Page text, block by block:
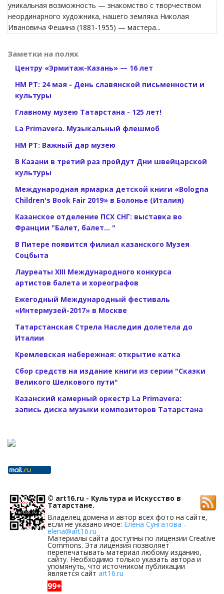
уникальная возможность — знакомство с творчеством
неординарного художника, нашего земляка Николая
Ивановича Фешина (1881-1955) — мастера...
Заметки на полях
Центру «Эрмитаж-Казань» — 16 лет
НМ РТ: 24 мая - День славянской письменности и
культуры
Главному музею Татарстана - 125 лет!
La Primavera. Музыкальный флешмоб
НМ РТ: Важный дар музею
В Казани в третий раз пройдут Дни швейцарской
культуры
Международная ярмарка детской книги «Bologna
Children's Book Fair 2019» в Болонье (Италия)
Казанское отделение ПСХ СНГ: выставка во
Франции "Балет, балет... "
В Питере появится филиал казанского Музея
Соцбыта
Лауреаты XIII Международного конкурса
артистов балета и хореографов
Ежегодный Международный фестиваль
«Интермузей-2017» в Москве
Татарстанская Стрела Наследия долетела до
Италии
Кремлевская набережная: открытие катка
Сбор средств на издание книги из серии "Сказки
Великого Шелкового пути"
Казанский камерный оркестр La Primavera:
запись диска музыки композиторов Татарстана
© art16.ru - Культура и Искусство в
Татарстане.
Владелец домена и автор всех фото на сайте,
если не указано иное: Елена Сунгатова -
elena@art16.ru
Материалы сайта доступны по лицензии Creative
Commons. Эта лицензия позволяет
перепечатывать материал любому изданию,
сайту. Необходимо только указать автора и
упомянуть, что источником публикации
является сайт art16.ru
99+